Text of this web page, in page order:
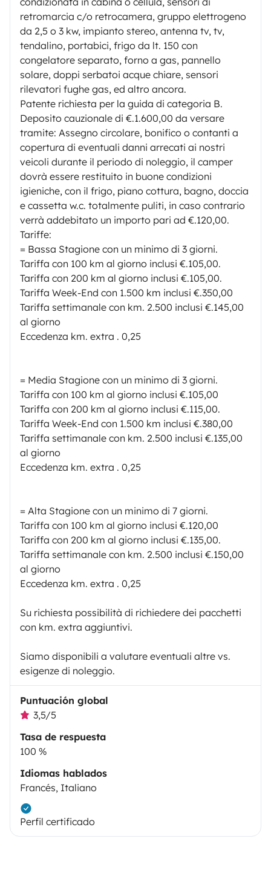
retromarcia c/o retrocamera, gruppo elettrogeno
da 2,5 o 3 kw, impianto stereo, antenna tv, tv,
tendalino, portabici, frigo da lt. 150 con
congelatore separato, forno a gas, pannello
solare, doppi serbatoi acque chiare, sensori
rilevatori fughe gas, ed altro ancora.
Patente richiesta per la guida di categoria B.
Deposito cauzionale di €.1.600,00 da versare
tramite: Assegno circolare, bonifico o contanti a
copertura di eventuali danni arrecati ai nostri
veicoli durante il periodo di noleggio, il camper
dovrà essere restituito in buone condizioni
igieniche, con il frigo, piano cottura, bagno, doccia
e cassetta w.c. totalmente puliti, in caso contrario
verrà addebitato un importo pari ad €.120,00.
Tariffe:
= Bassa Stagione con un minimo di 3 giorni.
Tariffa con 100 km al giorno inclusi €.105,00.
Tariffa con 200 km al giorno inclusi €.105,00.
Tariffa Week-End con 1.500 km inclusi €.350,00
Tariffa settimanale con km. 2.500 inclusi €.145,00
al giorno
Eccedenza km. extra . 0,25
= Media Stagione con un minimo di 3 giorni.
Tariffa con 100 km al giorno inclusi €.105,00
Tariffa con 200 km al giorno inclusi €.115,00.
Tariffa Week-End con 1.500 km inclusi €.380,00
Tariffa settimanale con km. 2.500 inclusi €.135,00
al giorno
Eccedenza km. extra . 0,25
= Alta Stagione con un minimo di 7 giorni.
Tariffa con 100 km al giorno inclusi €.120,00
Tariffa con 200 km al giorno inclusi €.135,00.
Tariffa settimanale con km. 2.500 inclusi €.150,00
al giorno
Eccedenza km. extra . 0,25
Su richiesta possibilità di richiedere dei pacchetti
con km. extra aggiuntivi.
Siamo disponibili a valutare eventuali altre vs.
esigenze di noleggio.
Puntuación global
3,5/5
Tasa de respuesta
100 %
Idiomas hablados
Francés, Italiano
Perfil certificado